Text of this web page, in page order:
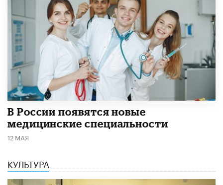
В России появятся новые
медицинские специальности
12 МАЯ
КУЛЬТУРА